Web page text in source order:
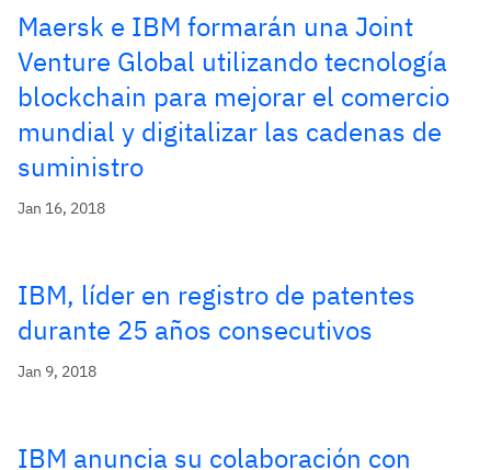
Maersk e IBM formarán una Joint
Venture Global utilizando tecnología
blockchain para mejorar el comercio
mundial y digitalizar las cadenas de
suministro
Jan 16, 2018
IBM, líder en registro de patentes
durante 25 años consecutivos
Jan 9, 2018
IBM anuncia su colaboración con